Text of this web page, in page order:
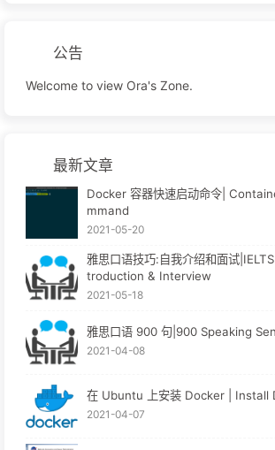
公告
Welcome to view Ora's Zone.
最新文章
Docker 容器快速启动命令|
mmand
2021-05-20
雅思口语技巧:自我介绍和面试
troduction & Interview
2021-05-18
雅思口语 900 句|900 Speaking
2021-04-08
在 Ubuntu 上安装 Docker | Install
2021-04-07